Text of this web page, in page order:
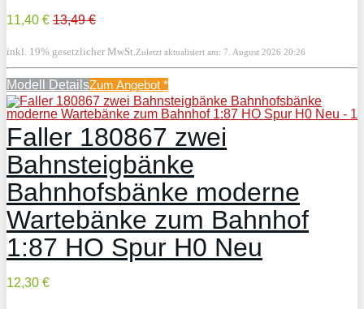
11,40 € 13,49 €
inkl. 19% gesetzlicher MwSt. Zuletzt aktualisiert am: 7. August 2026 20:26
Modell DetailsZum Angebot *
Faller 180867 zwei
Bahnsteigbänke
Bahnhofsbänke moderne
Wartebänke zum Bahnhof
1:87 HO Spur H0 Neu
12,30 €